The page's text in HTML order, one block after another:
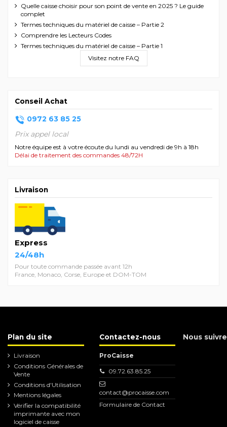
Quelle caisse choisir pour son point de vente en 2025 ? Le guide
complet
Termes techniques du matériel de caisse – Partie 2
Comprendre les Lecteurs Codes
Termes techniques du matériel de caisse – Partie 1
Visitez notre FAQ
Conseil Achat
0972 63 85 25
Prix appel local
Notre équipe est à votre écoute du lundi au vendredi de 9h à 18h
Délai de traitement des commandes 48/72H
Livraison
Express
24/48h
Pour toute commande passée avant 12h
France, Monaco, Corse, Europe et DOM-TOM
Plan du site
Livraison
Conditions Générales de
Vente
Conditions d'Utilisation
Mentions légales
Vérifier la compatibilité
imprimante avec mon
logiciel de caisse
Contactez-nous
ProCaisse
09.72.63.85.25
contact@procaisse.com
Formulaire de Contact
Nous suivre